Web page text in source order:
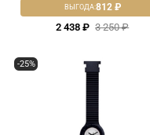
2 438 ₽ 3 250 ₽
ВЫГОДА:812 ₽
-25%